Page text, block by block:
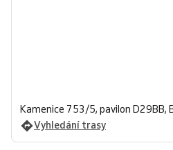
Kamenice 753/5, pavilon D29BB,
Vyhledání trasy